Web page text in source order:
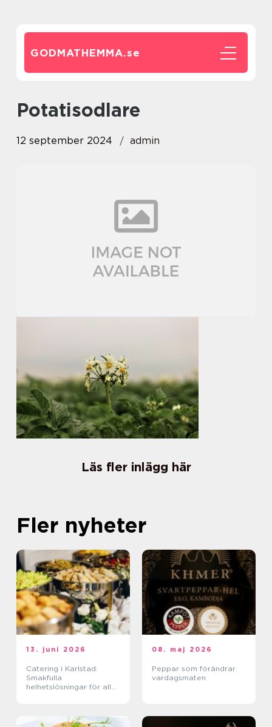
GODMATHEMMA.se
potatisodlare
12 september 2024 admin
Läs fler inlägg här
Fler nyheter
13. juni 2026
Catering i Karlstad:
Smakfulla
helhetslösningar för alla
08. maj 2026
Peppar som förändrar
vardagsmaten